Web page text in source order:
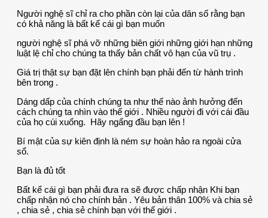
Người nghệ sĩ chỉ ra cho phần còn lại của dân số rằng bạn
có khả năng là bất kể cái gì bạn muốn
người nghệ sĩ phá vỡ những biên giới những giới hạn những
luật lệ chỉ cho chúng ta thấy bản chất vô hạn của vũ trụ .
Giá trị thật sự bạn đặt lên chính bạn phải đến từ hành trình
bên trong .
Dáng dấp của chính chúng ta như thế nào ảnh hưởng đến
cách chúng ta nhìn vào thế giới . Nhiều người đi với cái đầu
của họ cúi xuống. Hãy ngẩng đầu bạn lên !
Bí mật của sự kiên định là ném sự hoàn hảo ra ngoài cửa
sổ.
Bạn là đủ tốt
Bất kể cái gì bạn phải đưa ra sẽ được chấp nhận Khi bạn
chấp nhận nó cho chính bản . Yêu bản thân 100% và chia sẻ
, chia sẻ , chia sẻ chính bạn với thế giới .